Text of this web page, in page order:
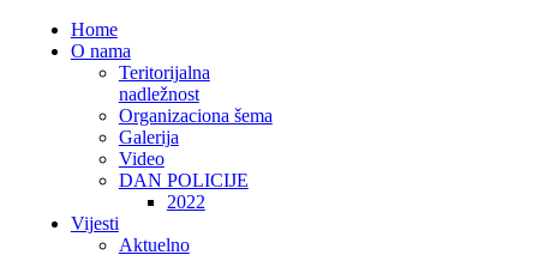
Home
O nama
Teritorijalna
nadležnost
Organizaciona šema
Galerija
Video
DAN POLICIJE
2022
Vijesti
Aktuelno